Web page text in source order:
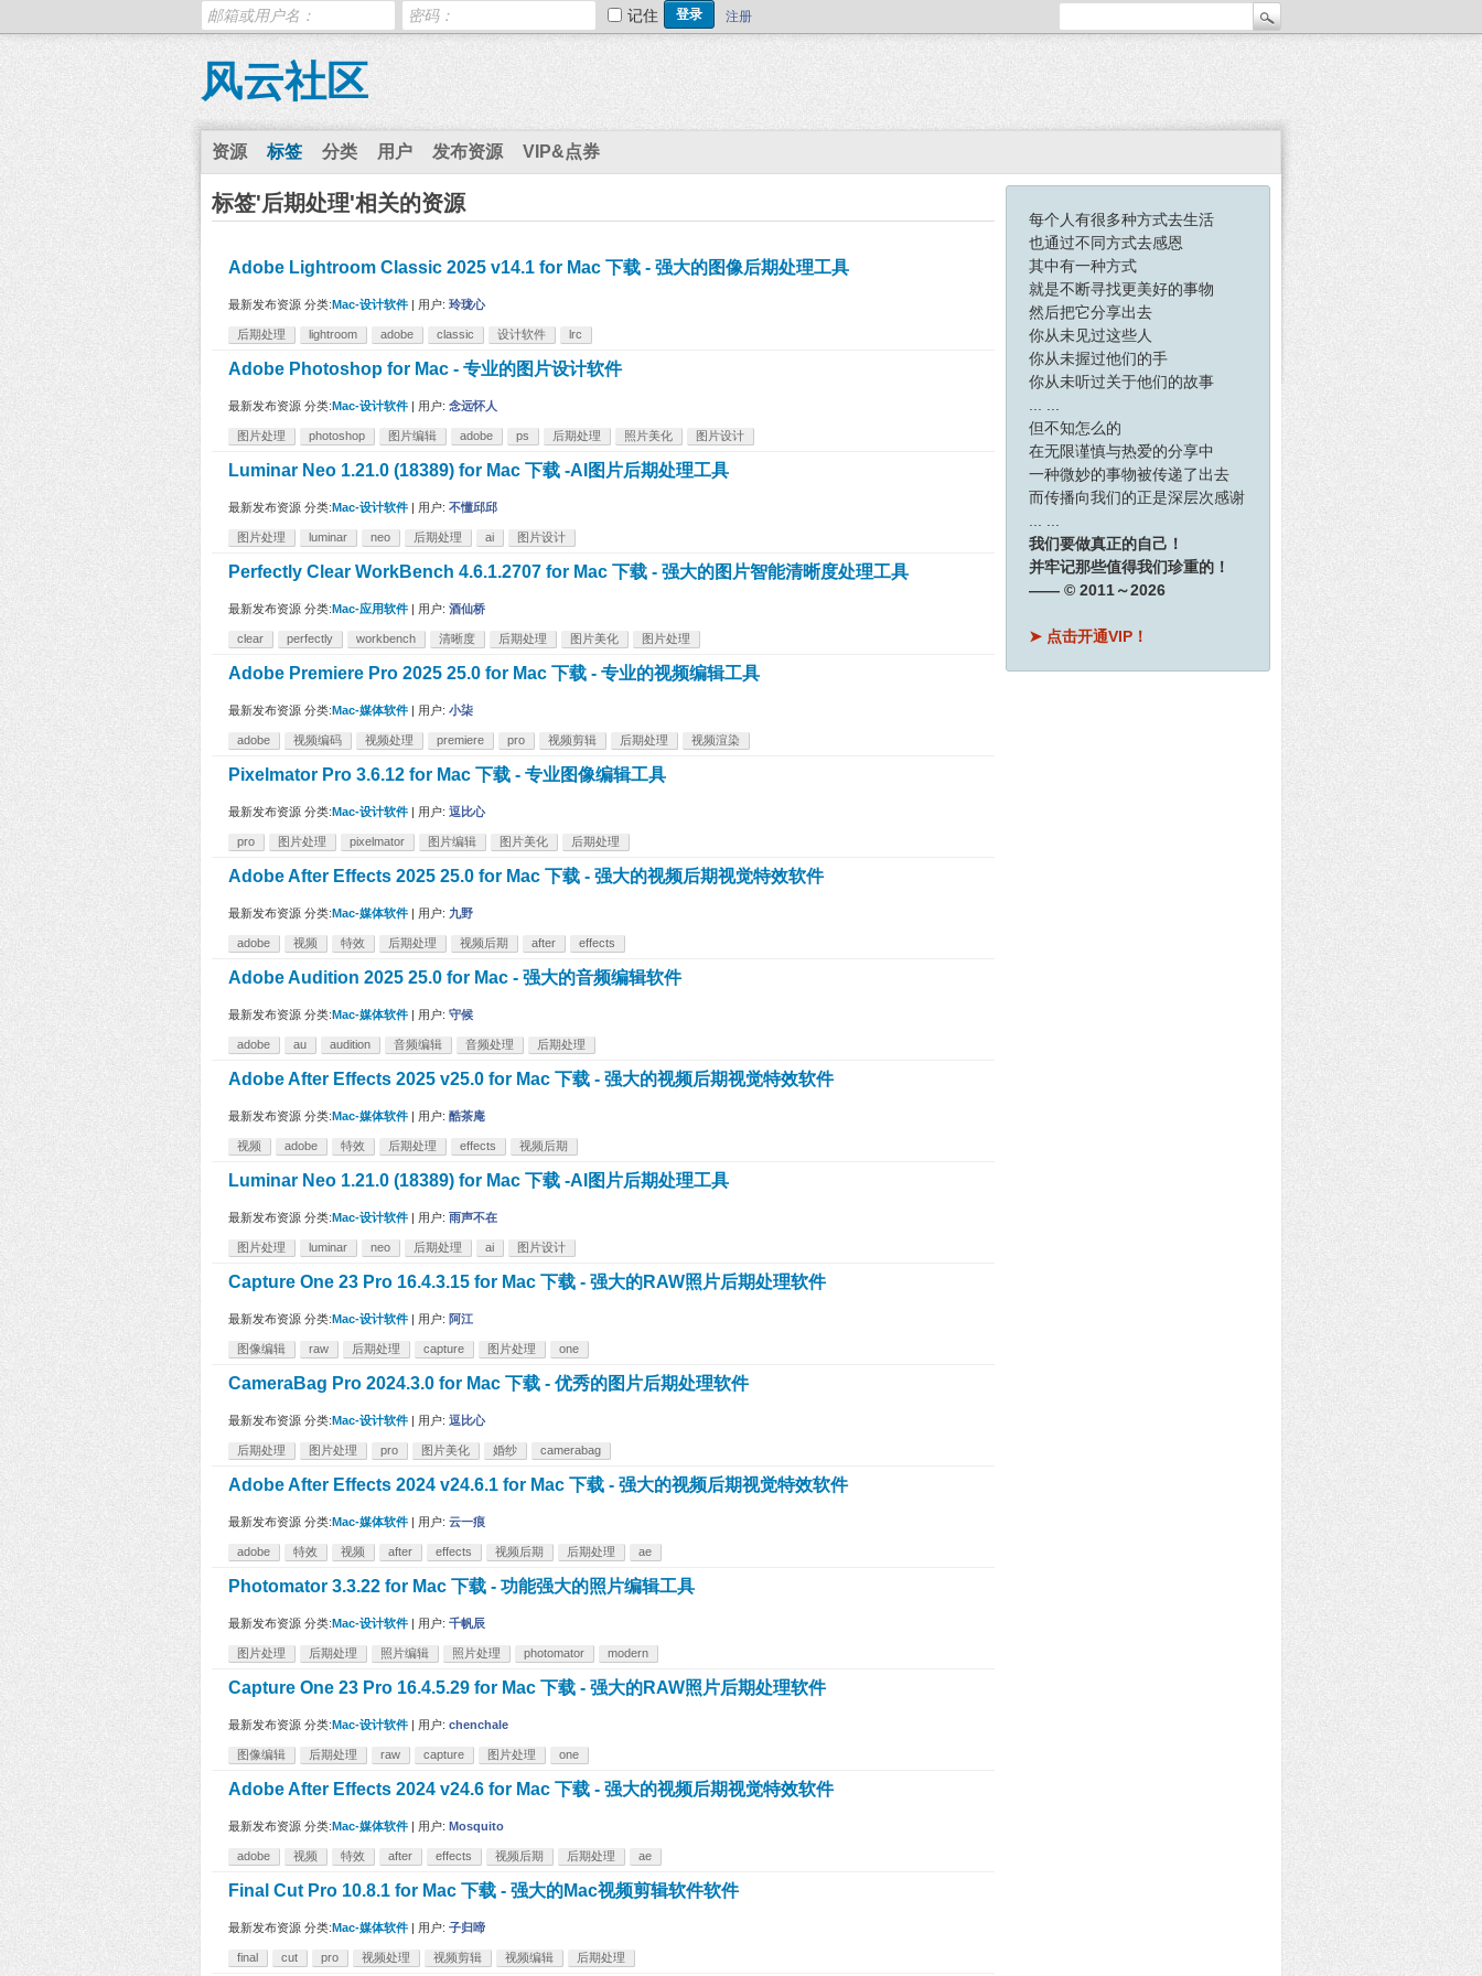
记住 注册
风云社区
资源 标签 分类 用户 发布资源 VIP&点券
每个人有很多种方式去生活
也通过不同方式去感恩
其中有一种方式
就是不断寻找更美好的事物
然后把它分享出去
你从未见过这些人
你从未握过他们的手
你从未听过关于他们的故事
但不知怎么的
在无限谨慎与热爱的分享中
一种微妙的事物被传递了出去
而传播向我们的正是深层次感谢
我们要做真正的自己！
并牢记那些值得我们珍重的！
—— © 2011～2026
➤ 点击开通VIP！
标签'后期处理'相关的资源
Adobe Lightroom Classic 2025 v14.1 for Mac 下载 - 强大的图像后期处理工具
最新发布资源 分类: Mac-设计软件 用户: 玲珑心
后期处理 lightroom adobe classic 设计软件 lrc
Adobe Photoshop for Mac - 专业的图片设计软件
最新发布资源 分类: Mac-设计软件 用户: 念远怀人
图片处理 photoshop 图片编辑 adobe ps 后期处理 照片美化 图片设计
Luminar Neo 1.21.0 (18389) for Mac 下载 -AI图片后期处理工具
最新发布资源 分类: Mac-设计软件 用户: 不懂邱邱
图片处理 luminar neo 后期处理 ai 图片设计
Perfectly Clear WorkBench 4.6.1.2707 for Mac 下载 - 强大的图片智能清晰度处理工具
最新发布资源 分类: Mac-应用软件 用户: 酒仙桥
clear perfectly workbench 清晰度 后期处理 图片美化 图片处理
Adobe Premiere Pro 2025 25.0 for Mac 下载 - 专业的视频编辑工具
最新发布资源 分类: Mac-媒体软件 用户: 小柒
adobe 视频编码 视频处理 premiere pro 视频剪辑 后期处理 视频渲染
Pixelmator Pro 3.6.12 for Mac 下载 - 专业图像编辑工具
最新发布资源 分类: Mac-设计软件 用户: 逗比心
pro 图片处理 pixelmator 图片编辑 图片美化 后期处理
Adobe After Effects 2025 25.0 for Mac 下载 - 强大的视频后期视觉特效软件
最新发布资源 分类: Mac-媒体软件 用户: 九野
adobe 视频 特效 后期处理 视频后期 after effects
Adobe Audition 2025 25.0 for Mac - 强大的音频编辑软件
最新发布资源 分类: Mac-媒体软件 用户: 守候
adobe au audition 音频编辑 音频处理 后期处理
Adobe After Effects 2025 v25.0 for Mac 下载 - 强大的视频后期视觉特效软件
最新发布资源 分类: Mac-媒体软件 用户: 酷茶庵
视频 adobe 特效 后期处理 effects 视频后期
Luminar Neo 1.21.0 (18389) for Mac 下载 -AI图片后期处理工具
最新发布资源 分类: Mac-设计软件 用户: 雨声不在
图片处理 luminar neo 后期处理 ai 图片设计
Capture One 23 Pro 16.4.3.15 for Mac 下载 - 强大的RAW照片后期处理软件
最新发布资源 分类: Mac-设计软件 用户: 阿江
图像编辑 raw 后期处理 capture 图片处理 one
CameraBag Pro 2024.3.0 for Mac 下载 - 优秀的图片后期处理软件
最新发布资源 分类: Mac-设计软件 用户: 逗比心
后期处理 图片处理 pro 图片美化 婚纱 camerabag
Adobe After Effects 2024 v24.6.1 for Mac 下载 - 强大的视频后期视觉特效软件
最新发布资源 分类: Mac-媒体软件 用户: 云一痕
adobe 特效 视频 after effects 视频后期 后期处理 ae
Photomator 3.3.22 for Mac 下载 - 功能强大的照片编辑工具
最新发布资源 分类: Mac-设计软件 用户: 千帆辰
图片处理 后期处理 照片编辑 照片处理 photomator modern
Capture One 23 Pro 16.4.5.29 for Mac 下载 - 强大的RAW照片后期处理软件
最新发布资源 分类: Mac-设计软件 用户: chenchale
图像编辑 后期处理 raw capture 图片处理 one
Adobe After Effects 2024 v24.6 for Mac 下载 - 强大的视频后期视觉特效软件
最新发布资源 分类: Mac-媒体软件 用户: Mosquito
adobe 视频 特效 after effects 视频后期 后期处理 ae
Final Cut Pro 10.8.1 for Mac 下载 - 强大的Mac视频剪辑软件软件
最新发布资源 分类: Mac-媒体软件 用户: 子归啼
final cut pro 视频处理 视频剪辑 视频编辑 后期处理